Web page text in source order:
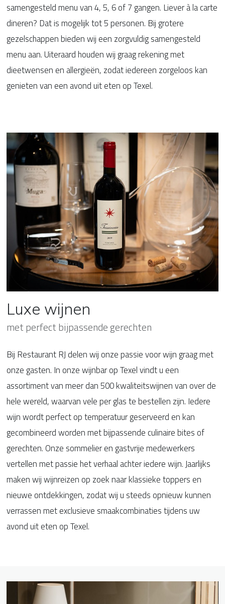
samengesteld menu van 4, 5, 6 of 7 gangen. Liever à la carte
dineren? Dat is mogelijk tot 5 personen. Bij grotere
gezelschappen bieden wij een zorgvuldig samengesteld
menu aan. Uiteraard houden wij graag rekening met
dieetwensen en allergieën, zodat iedereen zorgeloos kan
genieten van een avond uit eten op Texel.
Luxe wijnen
met perfect bijpassende gerechten
Bij Restaurant RJ delen wij onze passie voor wijn graag met
onze gasten. In onze wijnbar op Texel vindt u een
assortiment van meer dan 500 kwaliteitswijnen van over de
hele wereld, waarvan vele per glas te bestellen zijn. Iedere
wijn wordt perfect op temperatuur geserveerd en kan
gecombineerd worden met bijpassende culinaire bites of
gerechten. Onze sommelier en gastvrije medewerkers
vertellen met passie het verhaal achter iedere wijn. Jaarlijks
maken wij wijnreizen op zoek naar klassieke toppers en
nieuwe ontdekkingen, zodat wij u steeds opnieuw kunnen
verrassen met exclusieve smaakcombinaties tijdens uw
avond uit eten op Texel.